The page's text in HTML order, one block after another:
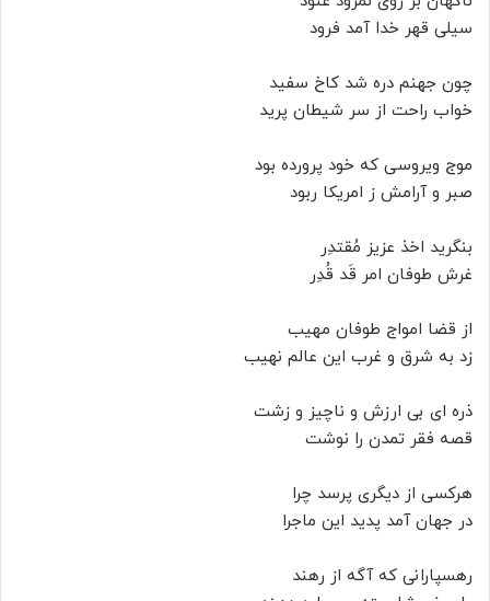
سیلی قهر خدا آمد فرود
چون جهنم دره شد کاخ سفید
خواب راحت از سر شیطان پرید
موج ویروسی که خود پرورده بود
صبر و آرامش ز امریکا ربود
بنگرید اخذ عزیز مُقتدِر
غرش طوفان امر قَد قُدِر
از قضا امواج طوفان مهیب
زد به شرق و غرب این عالم نهیب
ذره ای بی ارزش و ناچیز و زشت
قصه فقر تمدن را نوشت
هرکسی از دیگری پرسد چرا
در جهان آمد پدید این ماجرا
رهسپارانی که آگه از رهند